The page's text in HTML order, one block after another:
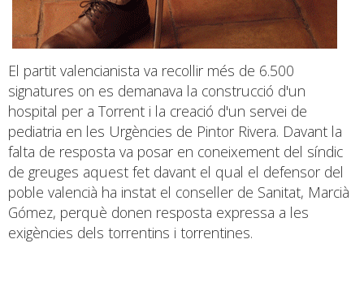
El partit valencianista va recollir més de 6.500
signatures on es demanava la construcció d'un
hospital per a Torrent i la creació d'un servei de
pediatria en les Urgències de Pintor Rivera. Davant la
falta de resposta va posar en coneixement del síndic
de greuges aquest fet davant el qual el defensor del
poble valencià ha instat el conseller de Sanitat, Marcià
Gómez, perquè donen resposta expressa a les
exigències dels torrentins i torrentines.